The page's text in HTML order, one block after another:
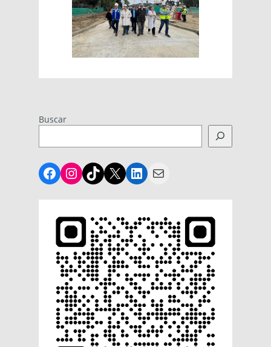
Buscar
Facebook
Instagram
TikTok
X LinkedIn
Mail